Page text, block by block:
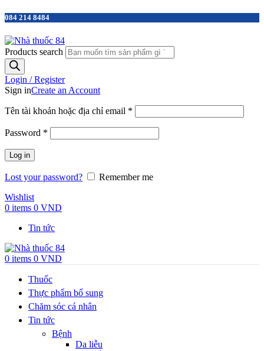
084 214 8484
Products search
Login / Register
Sign inCreate an Account
Tên tài khoản hoặc địa chỉ email *
Password *
Log in
Lost your password?
Remember me
Wishlist
0 items 0 VND
Tin tức
0 items 0 VND
Thuốc
Thực phẩm bổ sung
Chăm sóc cá nhân
Tin tức
Bệnh
Da liễu